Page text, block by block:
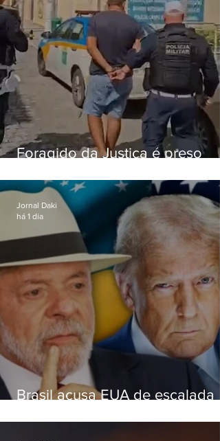
Foragido da Justiça é preso
RJ-106, em Maricá
Brasil acusa EUA de escalada
embaixadora
Jornal Daki
há 1 dia